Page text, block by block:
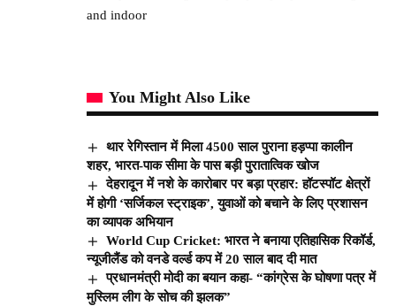
You Might Also Like
थार रेगिस्तान में मिला 4500 साल पुराना हड़प्पा कालीन
शहर, भारत-पाक सीमा के पास बड़ी पुरातात्विक खोज
देहरादून में नशे के कारोबार पर बड़ा प्रहार: हॉटस्पॉट क्षेत्रों
में होगी ‘सर्जिकल स्ट्राइक’, युवाओं को बचाने के लिए प्रशासन
का व्यापक अभियान
World Cup Cricket: भारत ने बनाया एतिहासिक रिकॉर्ड,
न्यूजीलैंड को वनडे वर्ल्ड कप में 20 साल बाद दी मात
प्रधानमंत्री मोदी का बयान कहा- “कांग्रेस के घोषणा पत्र में
मुस्लिम लीग के सोच की झलक”